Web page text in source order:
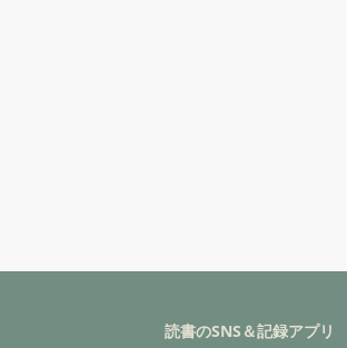
読書のSNS＆記録アプリ